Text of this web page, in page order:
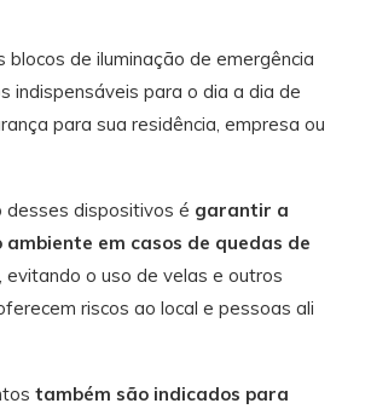
blocos de iluminação de emergência
indispensáveis para o dia a dia de
para sua residência, empresa ou
desses dispositivos é garantir a
em casos de quedas de
, evitando o uso de velas e outros
riscos ao local e pessoas ali
também são indicados para